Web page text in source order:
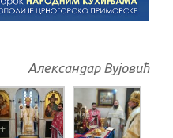
Александар Вујовић